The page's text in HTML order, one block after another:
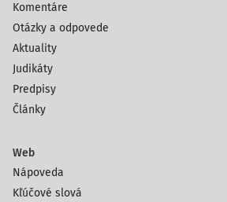
Komentáre
Otázky a odpovede
Aktuality
Judikáty
Predpisy
Články
Web
Nápoveda
Kľúčové slová